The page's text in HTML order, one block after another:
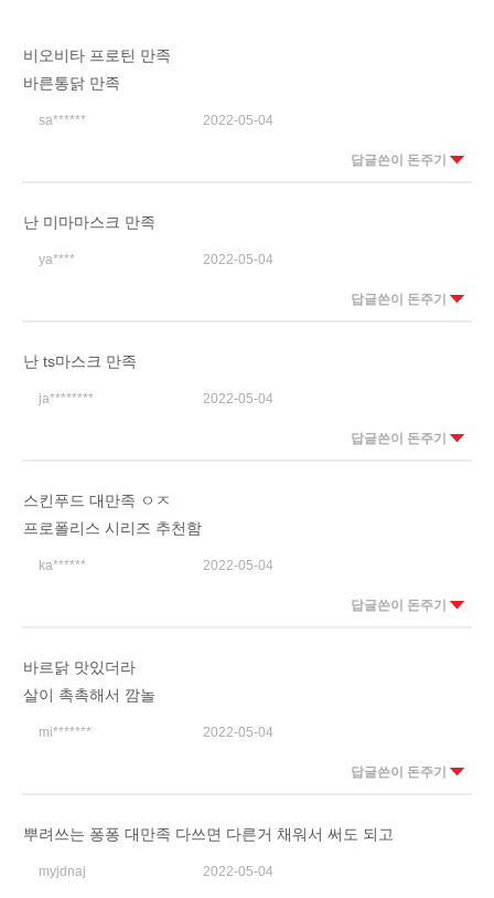
비오비타 프로틴 만족
바른통닭 만족
sa****** 2022-05-04
답글쓴이 돈주기
난 미마마스크 만족
ya**** 2022-05-04
답글쓴이 돈주기
난 ts마스크 만족
ja******** 2022-05-04
답글쓴이 돈주기
스킨푸드 대만족 ㅇㅈ
프로폴리스 시리즈 추천함
ka****** 2022-05-04
답글쓴이 돈주기
바르닭 맛있더라
살이 촉촉해서 깜놀
mi******* 2022-05-04
답글쓴이 돈주기
뿌려쓰는 퐁퐁 대만족 다쓰면 다른거 채워서 써도 되고
myjdnaj 2022-05-04